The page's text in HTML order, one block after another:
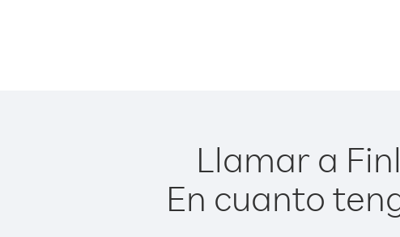
Llamar a
En cuanto